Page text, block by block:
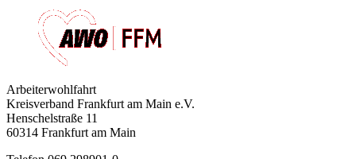
Arbeiterwohlfahrt
Kreisverband Frankfurt am Main e.V.
Henschelstraße 11
60314 Frankfurt am Main